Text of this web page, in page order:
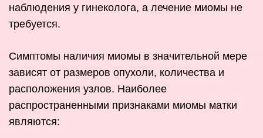
наблюдения у гинеколога, а лечение миомы не
требуется.
Симптомы наличия миомы в значительной мере
зависят от размеров опухоли, количества и
расположения узлов. Наиболее
распространенными признаками миомы матки
являются: